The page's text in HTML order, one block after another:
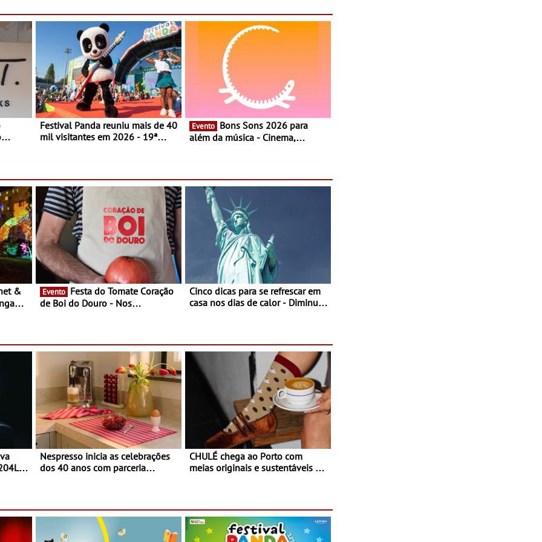
gastronomia mediterrânica,
cocktails de assinatura e música
Festival Panda reuniu mais de 40
mil visitantes em 2026 - 19ª
festa em Oeiras e na Maia
Evento
além da música - Cinema,
Evento
de Boi do Douro - Nos
Cinco dicas para se refrescar em
casa nos dias de calor - Diminuir
Nespresso inicia as celebrações
dos 40 anos com parceria
Torres Novas
CHULÉ chega ao Porto com
meias originais e sustentáveis - A